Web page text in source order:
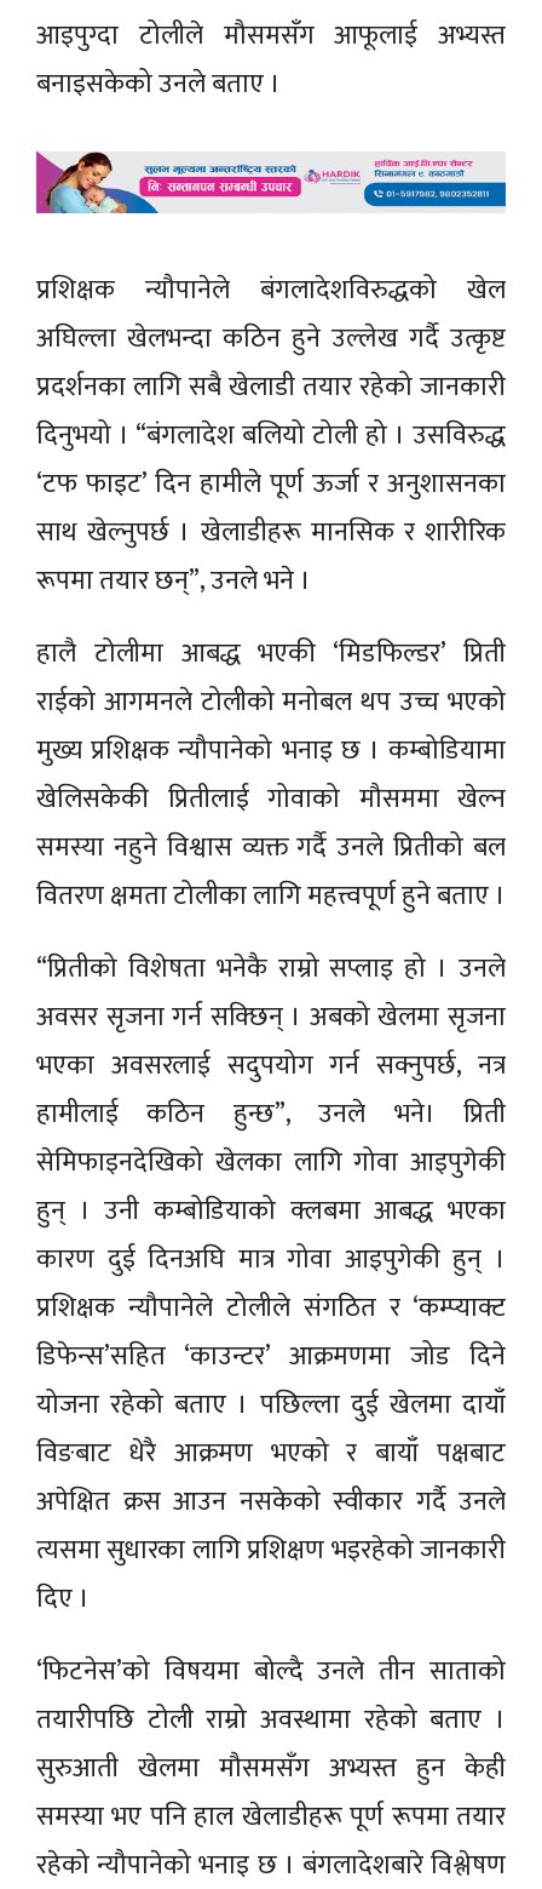
आइपुग्दा टोलीले मौसमसँग आफूलाई अभ्यस्त
बनाइसकेको उनले बताए ।
प्रशिक्षक न्यौपानेले बंगलादेशविरुद्धको खेल
अघिल्ला खेलभन्दा कठिन हुने उल्लेख गर्दै उत्कृष्ट
प्रदर्शनका लागि सबै खेलाडी तयार रहेको जानकारी
दिनुभयो । “बंगलादेश बलियो टोली हो । उसविरुद्ध
‘टफ फाइट’ दिन हामीले पूर्ण ऊर्जा र अनुशासनका
साथ खेल्नुपर्छ । खेलाडीहरू मानसिक र शारीरिक
रूपमा तयार छन्”, उनले भने ।
हालै टोलीमा आबद्ध भएकी ‘मिडफिल्डर’ प्रिती
राईको आगमनले टोलीको मनोबल थप उच्च भएको
मुख्य प्रशिक्षक न्यौपानेको भनाइ छ । कम्बोडियामा
खेलिसकेकी प्रितीलाई गोवाको मौसममा खेल्न
समस्या नहुने विश्वास व्यक्त गर्दै उनले प्रितीको बल
वितरण क्षमता टोलीका लागि महत्त्वपूर्ण हुने बताए ।
“प्रितीको विशेषता भनेकै राम्रो सप्लाइ हो । उनले
अवसर सृजना गर्न सक्छिन् । अबको खेलमा सृजना
भएका अवसरलाई सदुपयोग गर्न सक्नुपर्छ, नत्र
हामीलाई कठिन हुन्छ”, उनले भने। प्रिती
सेमिफाइनदेखिको खेलका लागि गोवा आइपुगेकी
हुन् । उनी कम्बोडियाको क्लबमा आबद्ध भएका
कारण दुई दिनअघि मात्र गोवा आइपुगेकी हुन् ।
प्रशिक्षक न्यौपानेले टोलीले संगठित र ‘कम्प्याक्ट
डिफेन्स’सहित ‘काउन्टर’ आक्रमणमा जोड दिने
योजना रहेको बताए । पछिल्ला दुई खेलमा दायाँ
विङबाट धेरै आक्रमण भएको र बायाँ पक्षबाट
अपेक्षित क्रस आउन नसकेको स्वीकार गर्दै उनले
त्यसमा सुधारका लागि प्रशिक्षण भइरहेको जानकारी
दिए ।
‘फिटनेस’को विषयमा बोल्दै उनले तीन साताको
तयारीपछि टोली राम्रो अवस्थामा रहेको बताए ।
सुरुआती खेलमा मौसमसँग अभ्यस्त हुन केही
समस्या भए पनि हाल खेलाडीहरू पूर्ण रूपमा तयार
रहेको न्यौपानेको भनाइ छ । बंगलादेशबारे विश्लेषण